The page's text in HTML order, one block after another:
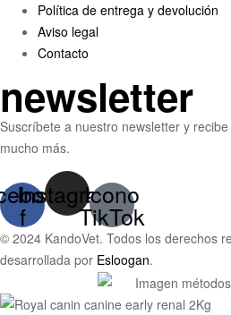
Política de entrega y devolución
Aviso legal
Contacto
newsletter
Suscríbete a nuestro newsletter y
mucho más.
f
Instagram
Icono
TikTok
© 2024 KandoVet. Todos los derechos
desarrollada por Esloogan.